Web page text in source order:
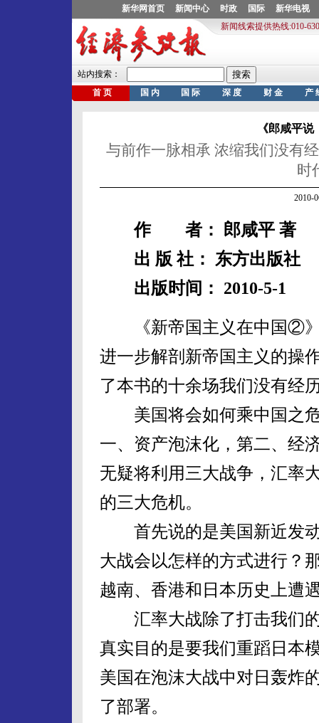
《郎咸平
与前作一脉相承 浓缩我们没有
时
2010-
作 者： 郎咸平 著
出 版 社： 东方出版社
出版时间： 2010-5-1
《新帝国主义在中国②》
进一步解剖新帝国主义的操
了本书的十余场我们没有经
美国将会如何乘中国之危
一、资产泡沫化，第二、经
无疑将利用三大战争，汇率
的三大危机。
首先说的是美国新近发动
大战会以怎样的方式进行？
越南、香港和日本历史上遭
汇率大战除了打击我们的
真实目的是要我们重蹈日本
美国在泡沫大战中对日轰炸
了部署。